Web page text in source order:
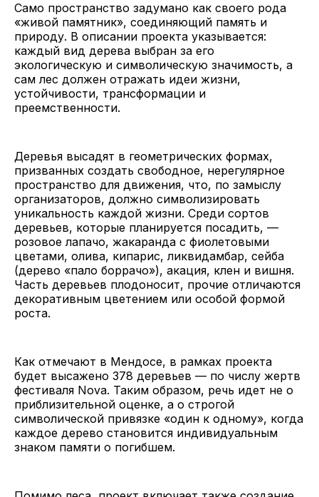
Само пространство задумано как своего рода
«живой памятник», соединяющий память и
природу. В описании проекта указывается:
каждый вид дерева выбран за его
экологическую и символическую значимость, а
сам лес должен отражать идеи жизни,
устойчивости, трансформации и
преемственности.
Деревья высадят в геометрических формах,
призванных создать свободное, нерегулярное
пространство для движения, что, по замыслу
организаторов, должно символизировать
уникальность каждой жизни. Среди сортов
деревьев, которые планируется посадить, —
розовое лапачо, жакаранда с фиолетовыми
цветами, олива, кипарис, ликвидамбар, сейба
(дерево «пало боррачо»), акация, клен и вишня.
Часть деревьев плодоносит, прочие отличаются
декоративным цветением или особой формой
роста.
Как отмечают в Мендосе, в рамках проекта
будет высажено 378 деревьев — по числу жертв
фестиваля Nova. Таким образом, речь идет не о
приблизительной оценке, а о строгой
символической привязке «один к одному», когда
каждое дерево становится индивидуальным
знаком памяти о погибшем.